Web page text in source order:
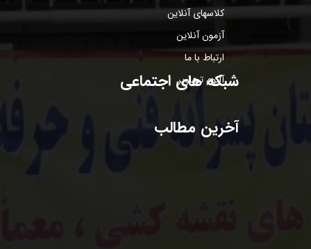
کلاسهای آنلاین
آزمون آنلاین
ارتباط با ما
آلبوم تصاویر
آخرین مطالب
شبکه های اجتماعی